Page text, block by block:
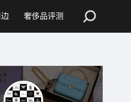
奢侈品评测